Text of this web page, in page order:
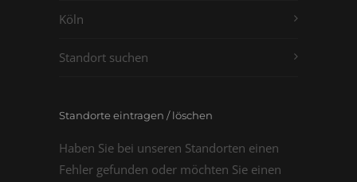
Köln
Standort suchen
Standorte eintragen / löschen
Haben Sie bei unseren Standorten einen
Fehler gefunden oder möchten Sie einen